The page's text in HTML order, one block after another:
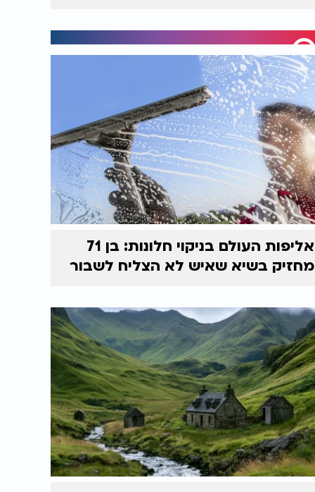
אליפות העולם בניקוי חלונות: בן 71
מחזיק בשיא שאיש לא הצליח לשבור